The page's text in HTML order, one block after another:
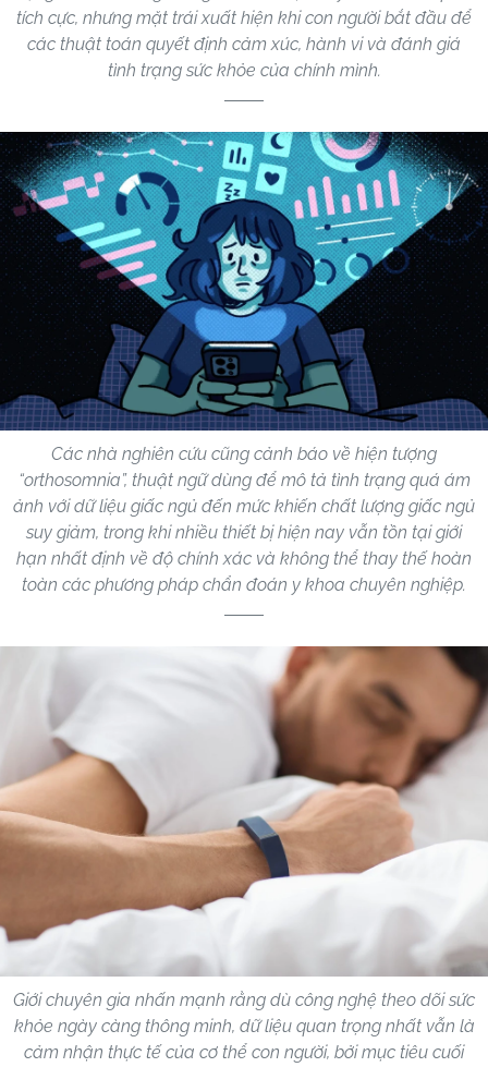
tích cực, nhưng mặt trái xuất hiện khi con người bắt đầu để
các thuật toán quyết định cảm xúc, hành vi và đánh giá
tình trạng sức khỏe của chính mình.
Các nhà nghiên cứu cũng cảnh báo về hiện tượng
“orthosomnia”, thuật ngữ dùng để mô tả tình trạng quá ám
ảnh với dữ liệu giấc ngủ đến mức khiến chất lượng giấc ngủ
suy giảm, trong khi nhiều thiết bị hiện nay vẫn tồn tại giới
hạn nhất định về độ chính xác và không thể thay thế hoàn
toàn các phương pháp chẩn đoán y khoa chuyên nghiệp.
Giới chuyên gia nhấn mạnh rằng dù công nghệ theo dõi sức
khỏe ngày càng thông minh, dữ liệu quan trọng nhất vẫn là
cảm nhận thực tế của cơ thể con người, bởi mục tiêu cuối